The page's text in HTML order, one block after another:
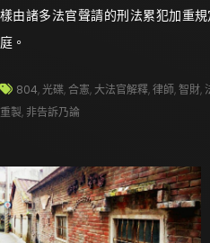
樣由諸多法官聲請的刑法累犯加重
庭。
804,光碟,合憲, 大法官解釋,律師,智財,
重製, 非告訴乃論